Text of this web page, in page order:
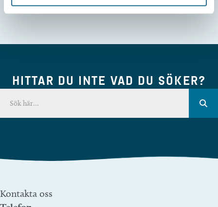
HITTAR DU INTE VAD DU SÖKER?
Kontakta oss